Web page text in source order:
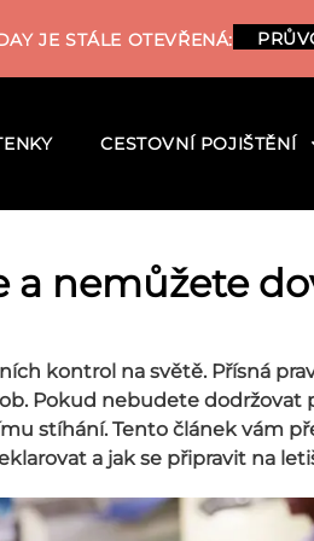
JE STÁLE OTEVŘENÁ:
CESTOVNÍ POJIŠTĚNÍ
a nemůžete
kontrol na světě. Přísná
Pokud nebudete dodržovat
stíhání. Tento článek vám
a jak se připravit na